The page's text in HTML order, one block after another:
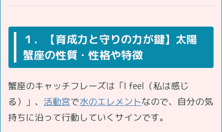
１．【育成力と守りの力が鍵】太陽
蟹座の性質・性格や特徴
蟹座のキャッチフレーズは「I feel（私は感じ
る）」、 活動宮で水のエレメントなので、自分の気
持ちに沿って行動していくサインです。